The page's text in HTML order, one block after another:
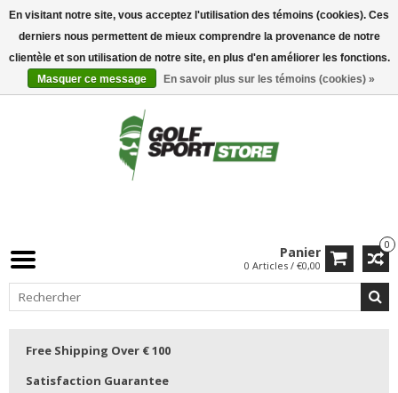
0
Panier
0 Articles / €0,00
Free Shipping Over € 100
Satisfaction Guarantee
En visitant notre site, vous acceptez l'utilisation des témoins (cookies). Ces
derniers nous permettent de mieux comprendre la provenance de notre
clientèle et son utilisation de notre site, en plus d'en améliorer les fonctions.
Masquer ce message
En savoir plus sur les témoins (cookies) »